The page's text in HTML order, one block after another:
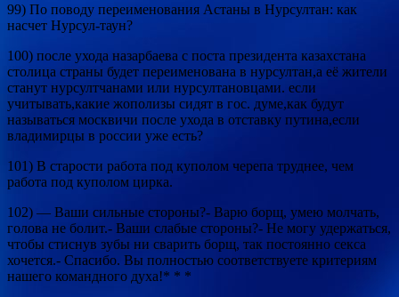
99) По поводу переименования Астаны в Нурсултан: как
насчет Нурсул-таун?
100) после ухода назарбаева с поста президента казахстана
столица страны будет переименована в нурсултан,а её жители
станут нурсултчанами или нурсултановцами. если
учитывать,какие жополизы сидят в гос. думе,как будут
называться москвичи после ухода в отставку путина,если
владимирцы в россии уже есть?
101) В старости работа под куполом черепа труднее, чем
работа под куполом цирка.
102) — Ваши сильные стороны?- Варю борщ, умею молчать,
голова не болит.- Ваши слабые стороны?- Не могу удержаться,
чтобы стиснув зубы ни сварить борщ, так постоянно секса
хочется.- Спасибо. Вы полностью соответствуете критериям
нашего командного духа!* * *